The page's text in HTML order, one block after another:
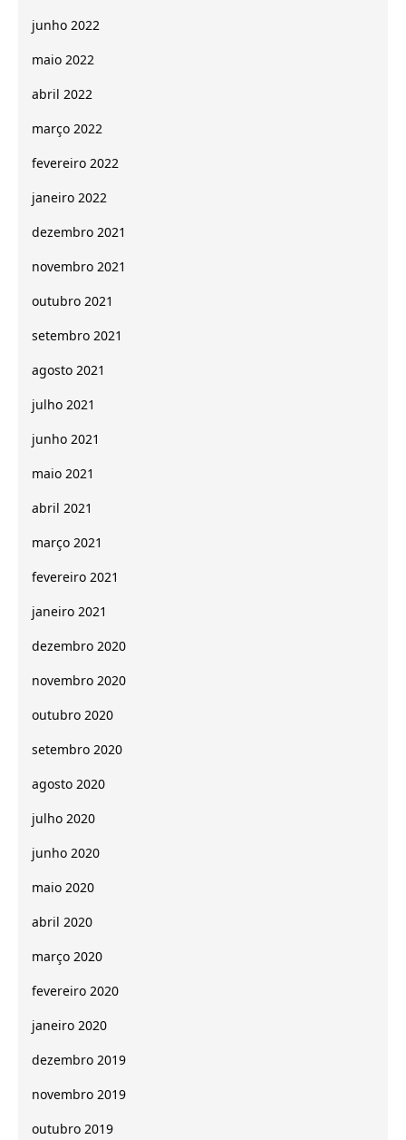
junho 2022
maio 2022
abril 2022
março 2022
fevereiro 2022
janeiro 2022
dezembro 2021
novembro 2021
outubro 2021
setembro 2021
agosto 2021
julho 2021
junho 2021
maio 2021
abril 2021
março 2021
fevereiro 2021
janeiro 2021
dezembro 2020
novembro 2020
outubro 2020
setembro 2020
agosto 2020
julho 2020
junho 2020
maio 2020
abril 2020
março 2020
fevereiro 2020
janeiro 2020
dezembro 2019
novembro 2019
outubro 2019